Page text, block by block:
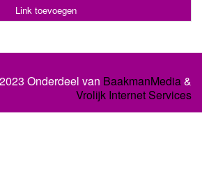
Link toevoegen
Onderdeel van BaakmanMedia&
Vrolijk Internet Services